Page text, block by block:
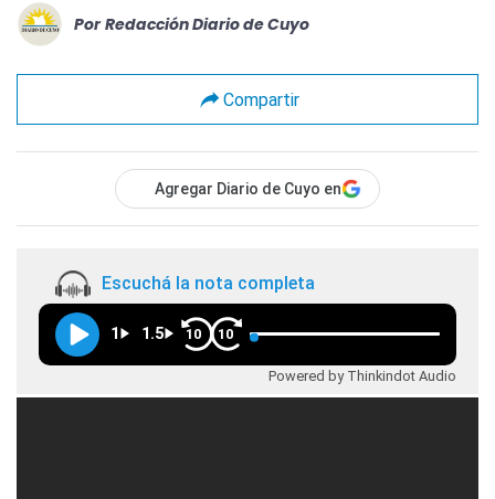
Por Redacción Diario de Cuyo
Compartir
Agregar Diario de Cuyo en
Escuchá la nota completa
1 1.5 10 10
Powered by Thinkindot Audio